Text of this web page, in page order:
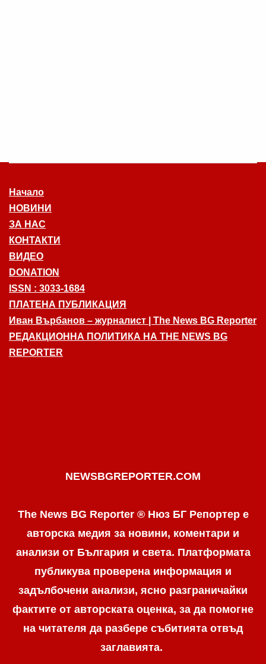
Начало
НОВИНИ
ЗА НАС
КОНТАКТИ
ВИДЕО
DONATION
ISSN : 3033-1684
ПЛАТЕНА ПУБЛИКАЦИЯ
Иван Върбанов – журналист | The News BG Reporter
РЕДАКЦИОННА ПОЛИТИКА НА THE NEWS BG
REPORTER
NEWSBGREPORTER.COM
The News BG Reporter ® Нюз БГ Репортер е
авторска медия за новини, коментари и
анализи от България и света. Платформата
публикува проверена информация и
задълбочени анализи, ясно разграничaйки
фактите от авторската оценка, за да помогне
на читателя да разбере събитията отвъд
заглавията.